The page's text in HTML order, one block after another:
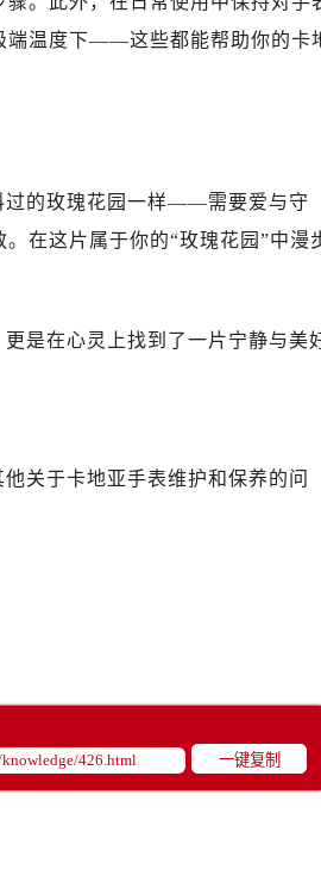
端温度下——这些都能帮助你的卡
过的玫瑰花园一样——需要爱与守
在这片属于你的“玫瑰花园”中漫
是在心灵上找到了一片宁静与美
关于卡地亚手表维护和保养的问
一键复制